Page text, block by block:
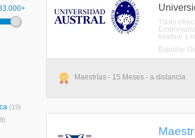
(19)
Título
evaluar y
Estudiar
Maestrías - 15 Meses - a distancia